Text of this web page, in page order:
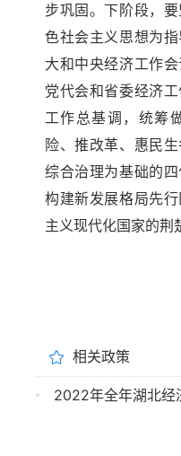
步巩固。下阶段，
色社会主义思想为
大和中央经济工作
党代会和省委经济
工作总基调，统筹
险、推改革、惠民
综合治理为基础的
构建新发展格局先
主义现代化国家的荆
相关政策
2022年全年湖北经